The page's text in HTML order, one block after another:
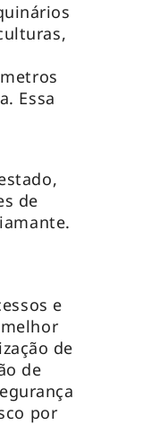
Essa
de
e
de
de
por